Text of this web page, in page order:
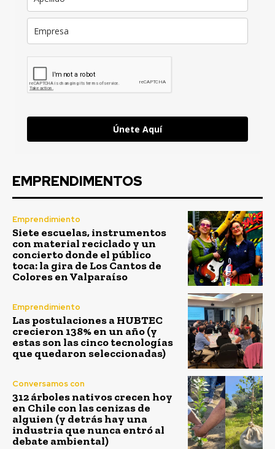
Únete Aquí
EMPRENDIMENTOS
Emprendimiento
Siete escuelas, instrumentos
con material reciclado y un
concierto donde el público
toca: la gira de Los Cantos de
Colores en Valparaíso
Emprendimiento
Las postulaciones a HUBTEC
crecieron 138% en un año (y
estas son las cinco tecnologías
que quedaron seleccionadas)
Conversamos con
312 árboles nativos crecen hoy
en Chile con las cenizas de
alguien (y detrás hay una
industria que nunca entró al
debate ambiental)